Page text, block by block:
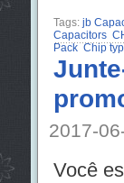
Tags: jb
Capacitors
Pack Chip
2017-
Você